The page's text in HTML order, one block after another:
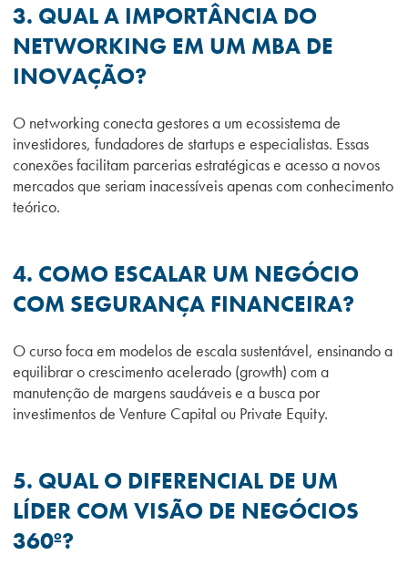
3. QUAL A IMPORTÂNCIA DO
NETWORKING EM UM MBA DE
INOVAÇÃO?
O networking conecta gestores a um ecossistema de
investidores, fundadores de startups e especialistas. Essas
conexões facilitam parcerias estratégicas e acesso a novos
mercados que seriam inacessíveis apenas com conhecimento
teórico.
4. COMO ESCALAR UM NEGÓCIO
COM SEGURANÇA FINANCEIRA?
O curso foca em modelos de escala sustentável, ensinando a
equilibrar o crescimento acelerado (growth) com a
manutenção de margens saudáveis e a busca por
investimentos de Venture Capital ou Private Equity.
5. QUAL O DIFERENCIAL DE UM
LÍDER COM VISÃO DE NEGÓCIOS
360º?